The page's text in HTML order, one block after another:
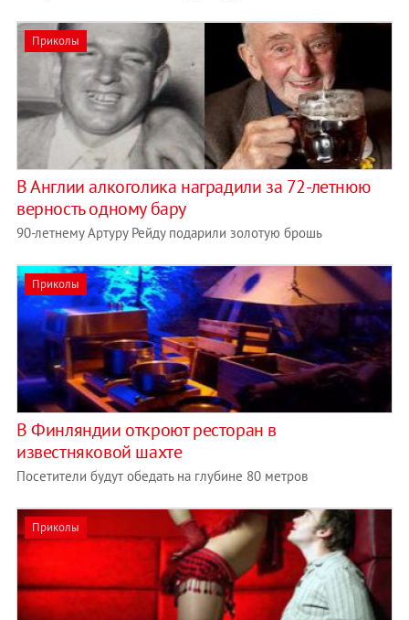
Приколы
В Англии алкоголика наградили за 72-летнюю
верность одному бару
90-летнему Артуру Рейду подарили золотую брошь
Приколы
В Финляндии откроют ресторан в
известняковой шахте
Посетители будут обедать на глубине 80 метров
Приколы